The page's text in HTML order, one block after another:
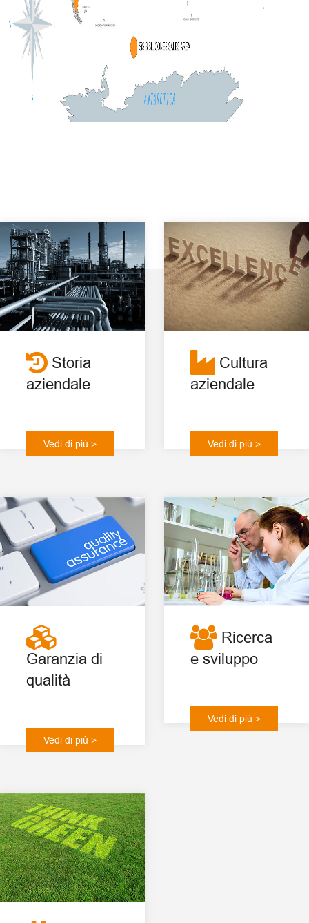
Storia
aziendale
Vedi di più >
Cultura
aziendale
Vedi di più >
Garanzia di
qualità
Vedi di più >
Ricerca
e sviluppo
Vedi di più >